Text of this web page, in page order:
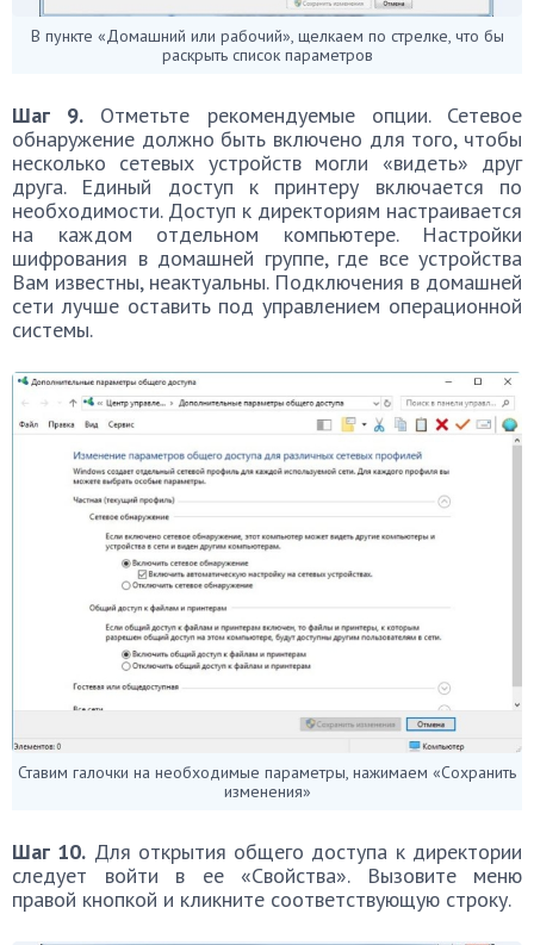
В пункте «Домашний или рабочий», щелкаем по стрелке, что бы
раскрыть список параметров
Шаг 9. Отметьте рекомендуемые опции. Сетевое
обнаружение должно быть включено для того, чтобы
несколько сетевых устройств могли «видеть» друг
друга. Единый доступ к принтеру включается по
необходимости. Доступ к директориям настраивается
на каждом отдельном компьютере. Настройки
шифрования в домашней группе, где все устройства
Вам известны, неактуальны. Подключения в домашней
сети лучше оставить под управлением операционной
системы.
Ставим галочки на необходимые параметры, нажимаем «Сохранить
изменения»
Шаг 10. Для открытия общего доступа к директории
следует войти в ее «Свойства». Вызовите меню
правой кнопкой и кликните соответствующую строку.